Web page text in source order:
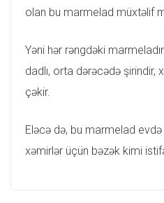
olan bu marmelad müxtəlif
Yəni hər rəngdəki
dadlı, orta dərəcədə şirindir,
çəkir.
Eləcə də, bu marmelad evdə
xəmirlər üçün bəzək kimi